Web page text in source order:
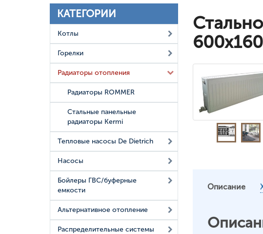
КАТЕГОРИИ
Котлы
Горелки
Радиаторы отопления
Радиаторы ROMMER
Стальные панельные
радиаторы Kermi
Тепловые насосы De Dietrich
Насосы
Бойлеры ГВС/буферные
емкости
Альтернативное отопление
Распределительные системы
Описание